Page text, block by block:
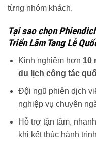
từng nhóm khách.
Tại sao chọn
Triển Lãm Tang Lễ
Kinh nghiệm hơn 10
du lịch công tác
Đội ngũ phiên dịch
nghiệp vụ chuyên
Hỗ trợ tận tâm,
khi kết thúc hành